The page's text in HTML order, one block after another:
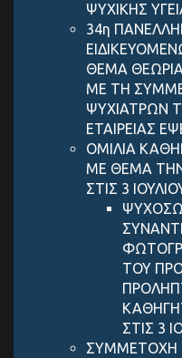
ΨΥΧΙΚΗΣ
34η
ΘΕΜΑ
ΜΕ ΤΗ
ΨΥΧΙΑΤΡΩΝ
ΕΤΑΙΡΕΙΑΣ
ΟΜΙΛΙΑ
ΜΕ ΘΕΜΑ
ΣΤΙΣ 3
ΤΟΥ
ΣΤΙΣ 3
ΣΥΜΜΕΤΟΧΗ